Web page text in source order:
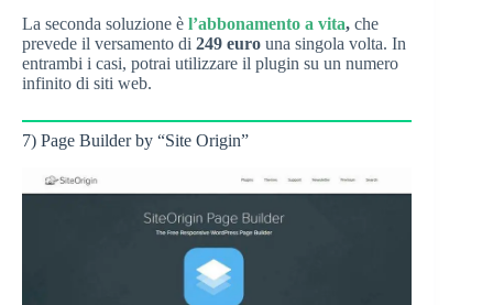
La seconda soluzione è l’abbonamento a vita, che
prevede il versamento di 249 euro una singola volta. In
entrambi i casi, potrai utilizzare il plugin su un numero
infinito di siti web.
7) Page Builder by “Site Origin”